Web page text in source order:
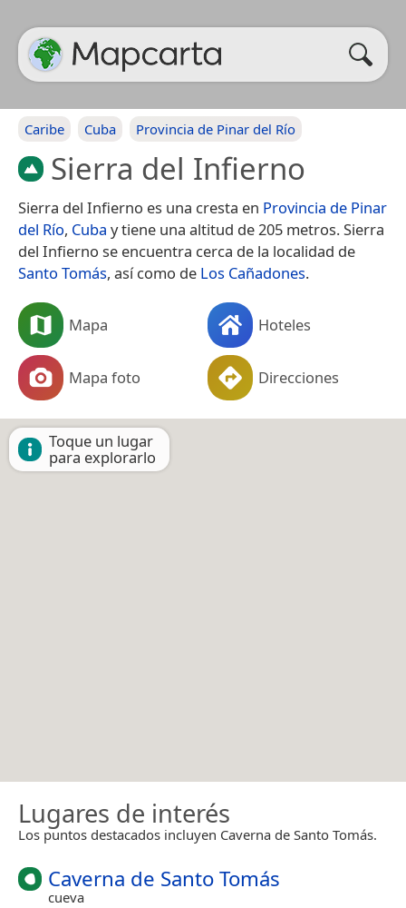
Caribe Cuba Provincia de Pinar del Río
Sierra del Infierno
Sierra del Infierno es una cresta en Provincia de Pinar
del Río, Cuba y tiene una altitud de 205 metros. Sierra
del Infierno se encuentra cerca de la localidad de
Santo Tomás, así como de Los Cañadones.
Mapa Hoteles
Mapa foto Direcciones
Toque un lugar
para explorarlo
Lugares de interés
Los puntos destacados incluyen Caverna de Santo Tomás.
Caverna de Santo Tomás
cueva